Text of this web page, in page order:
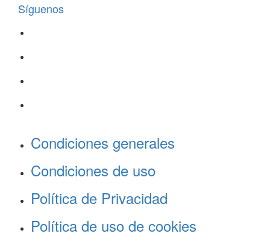
Síguenos
Condiciones generales
Condiciones de uso
Política de Privacidad
Política de uso de cookies